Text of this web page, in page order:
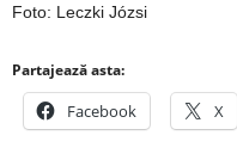
Foto: Leczki Józsi
Partajează asta:
Facebook X